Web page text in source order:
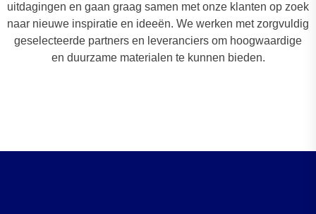
uitdagingen en gaan graag samen met onze klanten op zoek
naar nieuwe inspiratie en ideeën. We werken met zorgvuldig
geselecteerde partners en leveranciers om hoogwaardige
en duurzame materialen te kunnen bieden.